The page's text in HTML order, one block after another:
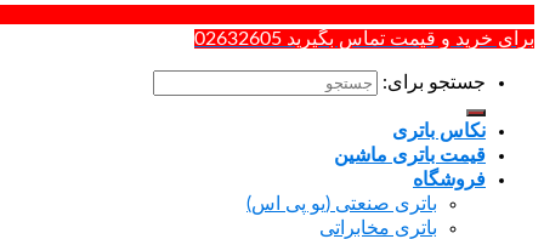
قیمت تماس بگیرید 02632605
برای:
باتری
باتری ماشین
باتری صنعتی (یو پی اس)
باتری مخابراتی